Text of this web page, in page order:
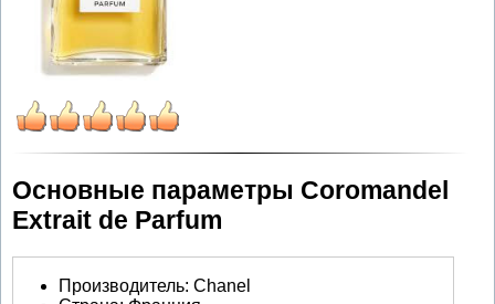
Основные параметры Coromandel
Extrait de Parfum
Производитель: Chanel